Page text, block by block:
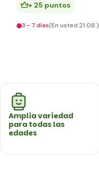
+ 25 puntos
3 - 7 días(En usted 21.08.)
Amplia variedad
para todas las
edades